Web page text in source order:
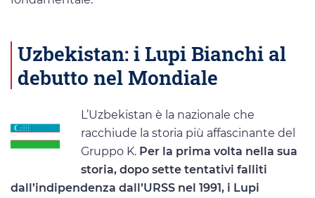
Uzbekistan: i Lupi Bianchi al
debutto nel Mondiale
L’Uzbekistan è la nazionale che
racchiude la storia più affascinante del
Gruppo K. Per la prima volta nella sua
storia, dopo sette tentativi falliti
dall’indipendenza dall’URSS nel 1991, i Lupi